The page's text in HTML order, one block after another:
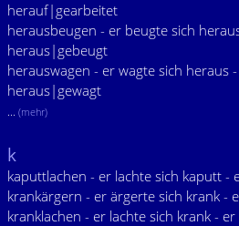
herauf|gearbeitet
herausbeugen - er beugte sich
heraus|gebeugt
herauswagen - er wagte sich heraus
heraus|gewagt
... (mehr)
k
kaputtlachen - er lachte sich kaputt
krankärgern - er ärgerte sich krank -
kranklachen - er lachte sich krank -